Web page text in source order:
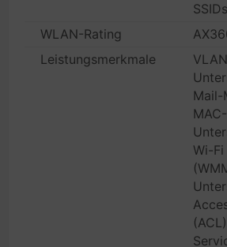
WLAN-Rating
Leistungsmerkmale
Mail-
Wi-